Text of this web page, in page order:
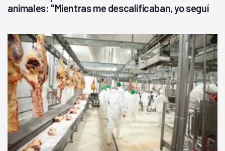
animales: "Mientras me descalificaban, yo seguí